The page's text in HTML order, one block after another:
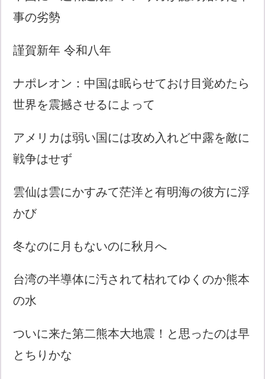
事の劣勢
謹賀新年 令和八年
ナポレオン：中国は眠らせておけ目覚めたら
世界を震撼させるによって
アメリカは弱い国には攻め入れど中露を敵に
戦争はせず
雲仙は雲にかすみて茫洋と有明海の彼方に浮
かび
冬なのに月もないのに秋月へ
台湾の半導体に汚されて枯れてゆくのか熊本
の水
ついに来た第二熊本大地震！と思ったのは早
とちりかな